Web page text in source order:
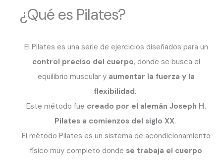
¿Qué es Pilates?
El Pilates es una serie de ejercicios diseñados para un
control preciso del cuerpo, donde se busca el
equilibrio muscular y aumentar la fuerza y la
flexibilidad.
Este método fue creado por el alemán Joseph H.
Pilates a comienzos del siglo XX.
El método Pilates es un sistema de acondicionamiento
físico muy completo donde se trabaja el cuerpo